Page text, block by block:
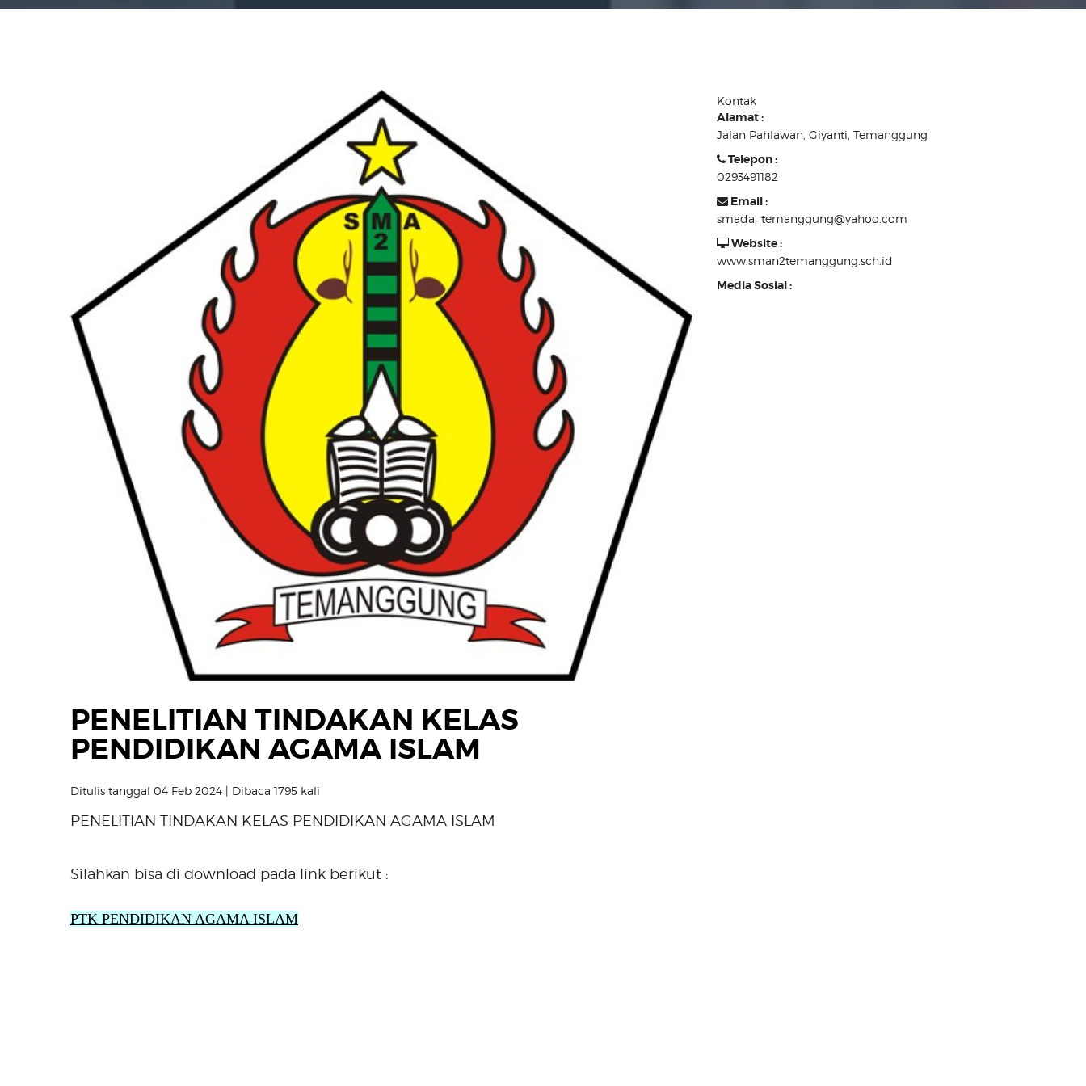
PENELITIAN TINDAKAN KELAS
PENDIDIKAN AGAMA ISLAM
Ditulis tanggal 04 Feb 2024 | Dibaca 1795 kali
PENELITIAN TINDAKAN KELAS PENDIDIKAN AGAMA ISLAM
Silahkan bisa di download pada link berikut :
PTK PENDIDIKAN AGAMA ISLAM
Kontak
Alamat :
Jalan Pahlawan, Giyanti, Temanggung
Telepon :
0293491182
Email :
smada_temanggung@yahoo.com
Website :
www.sman2temanggung.sch.id
Media Sosial :